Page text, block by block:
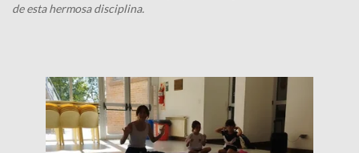
de esta hermosa disciplina.